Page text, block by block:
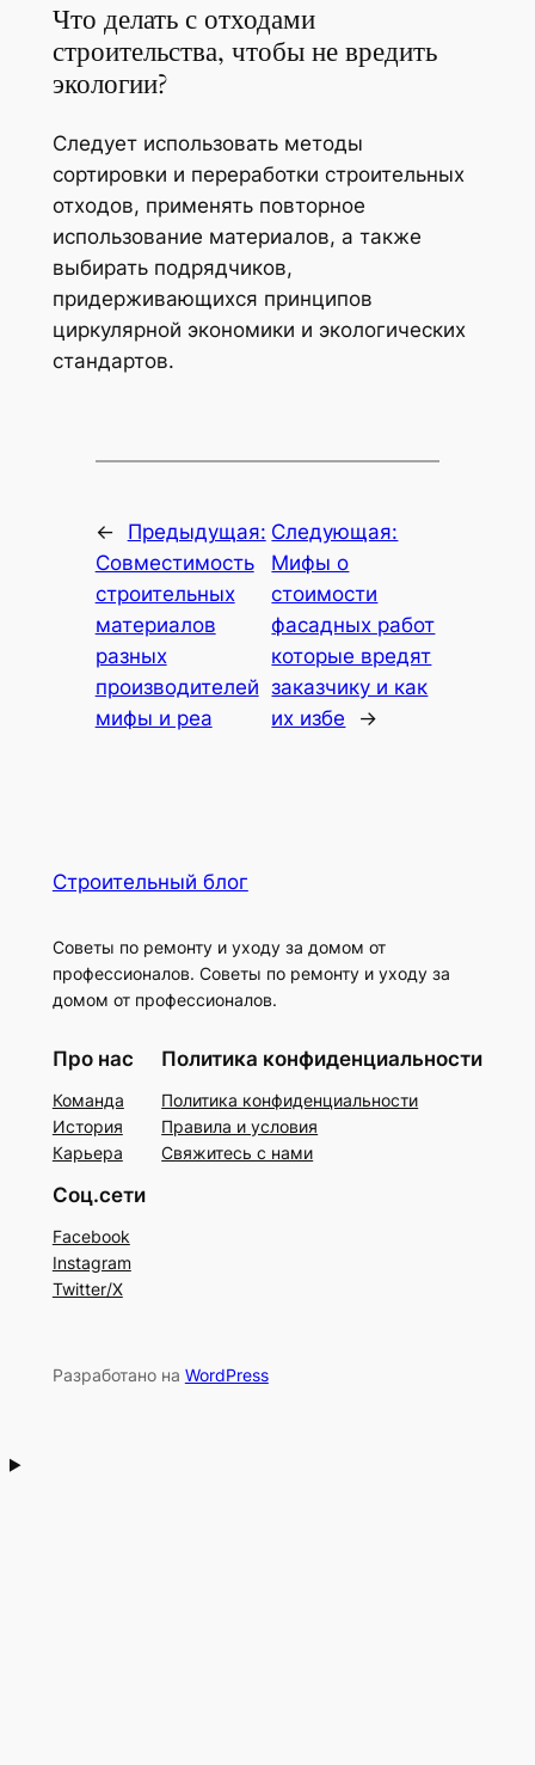
Что делать с отходами
строительства, чтобы не вредить
экологии?
Следует использовать методы
сортировки и переработки строительных
отходов, применять повторное
использование материалов, а также
выбирать подрядчиков,
придерживающихся принципов
циркулярной экономики и экологических
стандартов.
←
Предыдущая:
Совместимость
строительных
материалов
разных
производителей
мифы и реа
Следующая:
Мифы о
стоимости
фасадных работ
которые вредят
заказчику и как
их избе
→
Строительный блог
Советы по ремонту и уходу за домом от
профессионалов. Советы по ремонту и уходу за
домом от профессионалов.
Про нас
Команда
История
Карьера
Политика конфиденциальности
Политика конфиденциальности
Правила и условия
Свяжитесь с нами
Соц.сети
Facebook
Instagram
Twitter/X
Разработано на WordPress